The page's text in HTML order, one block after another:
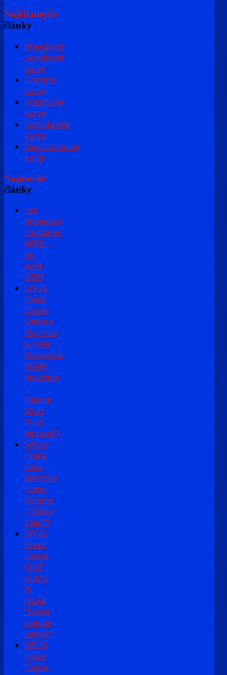
Najčítanejšie
články
Pravidelné
skupinové
kurzy
Firemné
kurzy
Intenzívne
kurzy
Individuálne
kurzy
Špecializované
kurzy
Najnovšie
články
Les
nouveaux
stagiaires
AFBB -
fin
août
2026!
SPF26
Finale
Danse
Simona
Pajerská
& Nela
Hyriaková
KGŠM
(musique
:
Nadine
Shah
"Ville
morose")
SPF26
Finale
Nina
Bontová
(cover
Pomme
- "Soleil
soleil")
SPF26
Finale
Danse
GJGT
(GIMS
ft.
Niska
"Sapés
comme
jamais")
SPF26
Finale
Danse